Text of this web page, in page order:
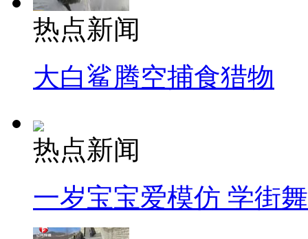
热点新闻
大白鲨腾空捕食猎物
热点新闻
一岁宝宝爱模仿 学街